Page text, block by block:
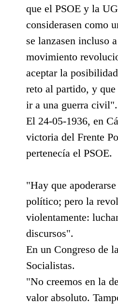
que el PSOE y la
considerasen como
se lanzasen incluso
movimiento
aceptar la
reto al partido, y
ir a una guerra
El 24-05-1936, en
victoria del Frente
pertenecía el PSOE.
"Hay que
político; pero la
violentamente:
discursos".
En un Congreso de
Socialistas.
"No creemos en la
valor absoluto.